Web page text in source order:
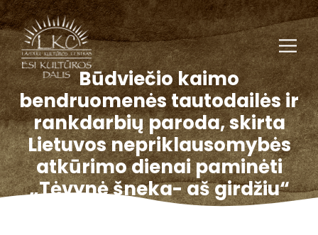
Būdviečio kaimo
bendruomenės tautodailės ir
rankdarbių paroda, skirta
Lietuvos nepriklausomybės
atkūrimo dienai paminėti
„Tėvynė šneka- aš girdžiu“